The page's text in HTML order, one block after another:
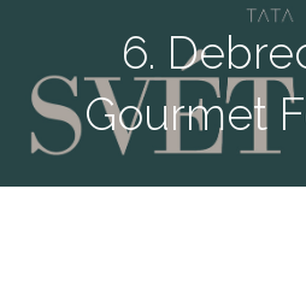
6.
Gourmet